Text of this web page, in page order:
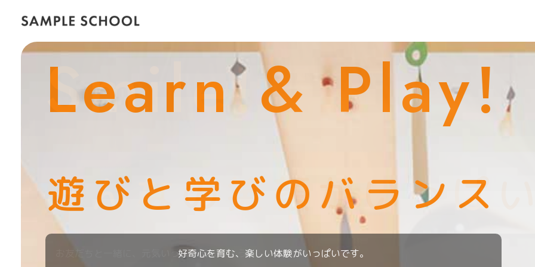
Learn & Play!
遊びと学びのバランス
好奇心を育む、楽しい体験がいっぱいです。
Smile!
みんなの笑顔がいっぱ
お友だちと一緒に、元気いっぱい成長しよう。
Future!
未来へつながる体験を
ひとりひとりの個性を大切に、可能性を広げます。